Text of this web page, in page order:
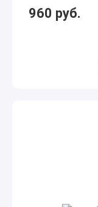
960 руб.